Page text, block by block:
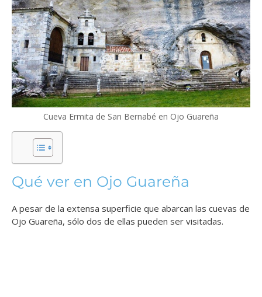
Cueva Ermita de San Bernabé en Ojo Guareña
Qué ver en Ojo Guareña
A pesar de la extensa superficie que abarcan las cuevas de
Ojo Guareña, sólo dos de ellas pueden ser visitadas.